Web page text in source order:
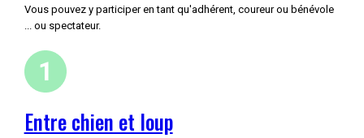
Vous pouvez y participer en tant qu'adhérent, coureur ou bénévole
... ou spectateur.
Entre chien et loup